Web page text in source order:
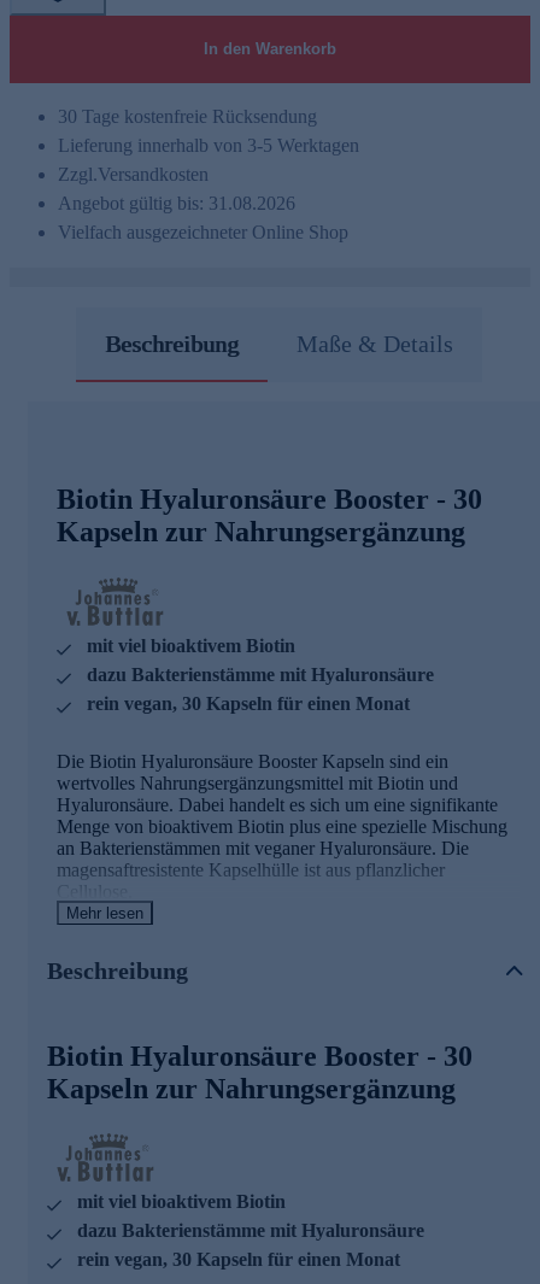
In den Warenkorb
30 Tage kostenfreie Rücksendung
Lieferung innerhalb von 3-5 Werktagen
Zzgl.Versandkosten
Angebot gültig bis: 31.08.2026
Vielfach ausgezeichneter Online Shop
Beschreibung Maße & Details
Biotin Hyaluronsäure Booster - 30
Kapseln zur Nahrungsergänzung
mit viel bioaktivem Biotin
dazu Bakterienstämme mit Hyaluronsäure
rein vegan, 30 Kapseln für einen Monat
Die Biotin Hyaluronsäure Booster Kapseln sind ein
wertvolles Nahrungsergänzungsmittel mit Biotin und
Hyaluronsäure. Dabei handelt es sich um eine signifikante
Menge von bioaktivem Biotin plus eine spezielle Mischung
an Bakterienstämmen mit veganer Hyaluronsäure. Die
magensaftresistente Kapselhülle ist aus pflanzlicher
Biotin trägt zur Erhaltung normaler Haut und Haare bei
Makronährstoffen bei
Johannes von Buttlar - ausgezeichnete
Nahrungsergänzung
Der international bekannte Bestsellerautor Johannes Baron
von Buttlar begann seine Karriere als Mitarbeiter eines
renommierten amerikanischen Instituts, dessen Schwerpunkt
die Altersforschung war. Auf dem Gebiet der Gerontologie
erhielt er viele Auszeichnungen.
Mehr lesen
Beschreibung
Biotin Hyaluronsäure Booster - 30
Kapseln zur Nahrungsergänzung
mit viel bioaktivem Biotin
dazu Bakterienstämme mit Hyaluronsäure
rein vegan, 30 Kapseln für einen Monat